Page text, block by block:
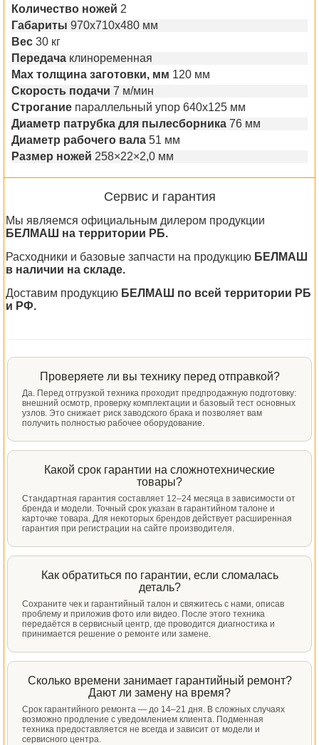
Количество ножей 2
Габариты 970х710х480 мм
Вес 30 кг
Передача клиноременная
Max толщина заготовки, мм 120 мм
Скорость подачи 7 м/мин
Строгание параллельный упор 640х125 мм
Диаметр патрубка для пылесборника 76 мм
Диаметр рабочего вала 51 мм
Размер ножей 258×22×2,0 мм
Сервис и гарантия
Мы являемся официальным дилером продукции
БЕЛМАШ на территории РБ.
Расходники и базовые запчасти на продукцию БЕЛМАШ
в наличии на складе.
Доставим продукцию БЕЛМАШ по всей территории РБ
и РФ.
Проверяете ли вы технику перед отправкой?
Да. Перед отгрузкой техника проходит предпродажную подготовку:
внешний осмотр, проверку комплектации и базовый тест основных
узлов. Это снижает риск заводского брака и позволяет вам
получить полностью рабочее оборудование.
Какой срок гарантии на сложнотехнические
товары?
Стандартная гарантия составляет 12–24 месяца в зависимости от
бренда и модели. Точный срок указан в гарантийном талоне и
карточке товара. Для некоторых брендов действует расширенная
гарантия при регистрации на сайте производителя.
Как обратиться по гарантии, если сломалась
деталь?
Сохраните чек и гарантийный талон и свяжитесь с нами, описав
проблему и приложив фото или видео. После этого техника
передаётся в сервисный центр, где проводится диагностика и
принимается решение о ремонте или замене.
Сколько времени занимает гарантийный ремонт?
Дают ли замену на время?
Срок гарантийного ремонта — до 14–21 дня. В сложных случаях
возможно продление с уведомлением клиента. Подменная
техника предоставляется не всегда и зависит от модели и
сервисного центра.